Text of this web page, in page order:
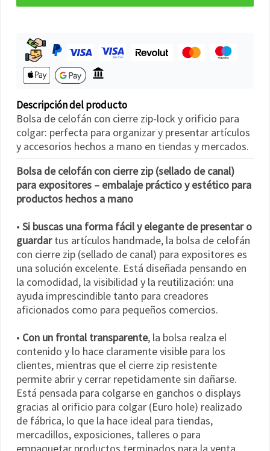
Descripción del producto
Bolsa de celofán con cierre zip-lock y orificio para
colgar: perfecta para organizar y presentar artículos
y accesorios hechos a mano en tiendas y mercados.
Bolsa de celofán con cierre zip (sellado de canal)
para expositores – embalaje práctico y estético para
productos hechos a mano
• Si buscas una forma fácil y elegante de presentar o
guardartus artículos handmade, la bolsa de celofán
con cierre zip (sellado de canal) para expositores es
una solución excelente. Está diseñada pensando en
la comodidad, la visibilidad y la reutilización: una
ayuda imprescindible tanto para creadores
aficionados como para pequeños comercios.
• Con un frontal transparente, la bolsa realza el
contenido y lo hace claramente visible para los
clientes, mientras que el cierre zip resistente
permite abrir y cerrar repetidamente sin dañarse.
Está pensada para colgarse en ganchos o displays
gracias al orificio para colgar (Euro hole) realizado
de fábrica, lo que la hace ideal para tiendas,
mercadillos, exposiciones, talleres o para
empaquetar productos terminados para la venta.